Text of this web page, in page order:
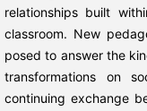
relationships built
classroom. New
posed to answer the
transformations on
continuing exchange